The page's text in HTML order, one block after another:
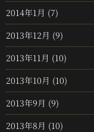
2014年1月 (7)
2013年12月 (9)
2013年11月 (10)
2013年10月 (10)
2013年9月 (9)
2013年8月 (10)